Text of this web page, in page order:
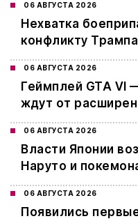
06 АВГУСТА 2026
Нехватка
конфликту
06 АВГУСТА 2026
Геймплей GTA VI
ждут от
06 АВГУСТА 2026
Власти Японии
Наруто и
06 АВГУСТА 2026
Появились